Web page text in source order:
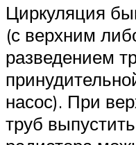
Циркуляция
(с верхним
разведением
насос). При
труб